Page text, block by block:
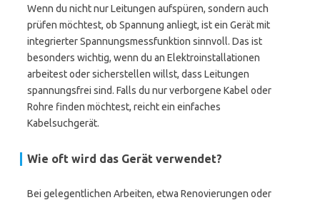
Wenn du nicht nur Leitungen aufspüren, sondern auch
prüfen möchtest, ob Spannung anliegt, ist ein Gerät mit
integrierter Spannungsmessfunktion sinnvoll. Das ist
besonders wichtig, wenn du an Elektroinstallationen
arbeitest oder sicherstellen willst, dass Leitungen
spannungsfrei sind. Falls du nur verborgene Kabel oder
Rohre finden möchtest, reicht ein einfaches
Kabelsuchgerät.
Wie oft wird das Gerät verwendet?
Bei gelegentlichen Arbeiten, etwa Renovierungen oder